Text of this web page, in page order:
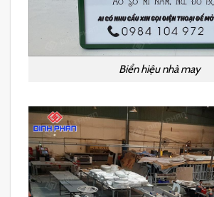
Biển hiệu nhà may